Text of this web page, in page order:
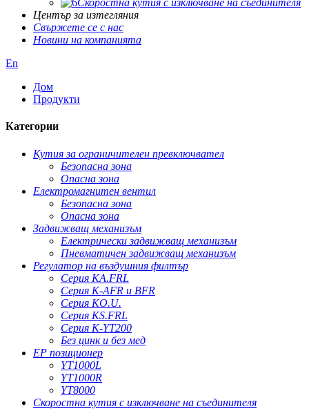
Скоростна кутия с изключване на съединителя
Център за изтегляния
Свържете се с нас
Новини на компанията
En
Дом
Продукти
Категории
Кутия за ограничителен превключвател
Безопасна зона
Опасна зона
Електромагнитен вентил
Безопасна зона
Опасна зона
Задвижващ механизъм
Електрически задвижващ механизъм
Пневматичен задвижващ механизъм
Регулатор на въздушния филтър
Серия KA.FRL
Серия K-AFR и BFR
Серия KO.U.
Серия KS.FRL
Серия K-YT200
Без цинк и без мед
EP позиционер
YT1000L
YT1000R
YT8000
Скоростна кутия с изключване на съединителя